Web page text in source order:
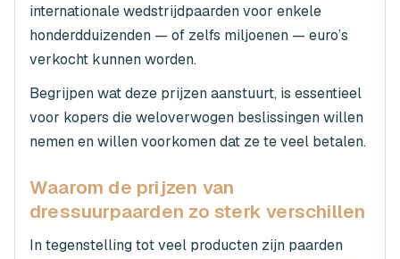
internationale wedstrijdpaarden voor enkele
honderdduizenden — of zelfs miljoenen — euro’s
verkocht kunnen worden.
Begrijpen wat deze prijzen aanstuurt, is essentieel
voor kopers die weloverwogen beslissingen willen
nemen en willen voorkomen dat ze te veel betalen.
Waarom de prijzen van
dressuurpaarden zo sterk verschillen
In tegenstelling tot veel producten zijn paarden